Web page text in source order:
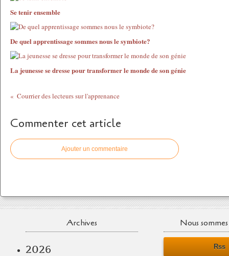
Se tenir ensemble
De quel apprentissage sommes nous le symbiote?
La jeunesse se dresse pour transformer le monde de son génie
Courrier des lecteurs sur l'apprenance
Commenter cet article
Ajouter un commentaire
Archives
2026
Nous
Rss